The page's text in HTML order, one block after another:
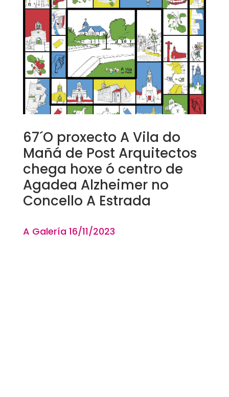
67´O proxecto A Vila do
Mañá de Post Arquitectos
chega hoxe ó centro de
Agadea Alzheimer no
Concello A Estrada
A Galería 16/11/2023